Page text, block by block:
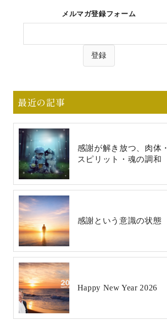
メルマガ登録フォーム
最近の記事
感謝が解き放つ、肉体・
スピリット・魂の調和
感謝という意識の状態
Happy New Year 2026